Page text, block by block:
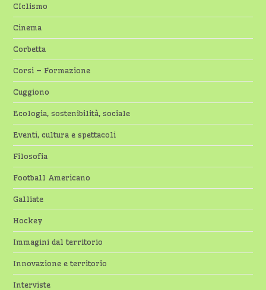
CIclismo
Cinema
Corbetta
Corsi – Formazione
Cuggiono
Ecologia, sostenibilità, sociale
Eventi, cultura e spettacoli
Filosofia
Football Americano
Galliate
Hockey
Immagini dal territorio
Innovazione e territorio
Interviste